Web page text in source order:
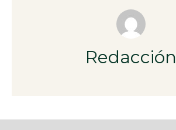
Redacción